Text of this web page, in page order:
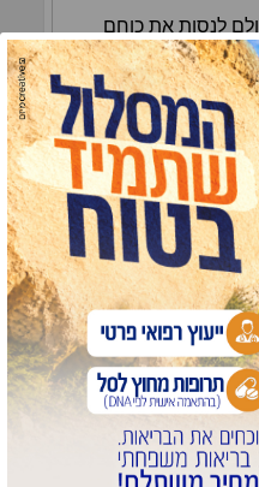
לנסות את כוחם
הפלטפורמה היחידה
מאתנו, שלמד את
בשפה מובנת את
בה אנו מאמינים
על כך גם מלגה
כחסידים לממש את
חוצה,
מכן בקרב
לעשייה בדרך
והגדול ביותר
'קאתי מר' – ביאת
ממש".
פרטים נוספים
היום לאתר
התחרות ניתן ליצור